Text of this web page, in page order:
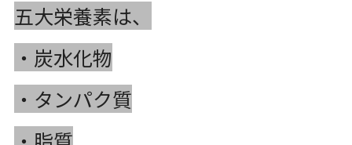
五大栄養素は、
・炭水化物
・タンパク質